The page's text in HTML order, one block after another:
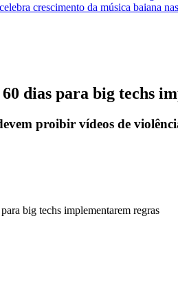
crescimento da música baiana
dias para big techs
proibir vídeos de